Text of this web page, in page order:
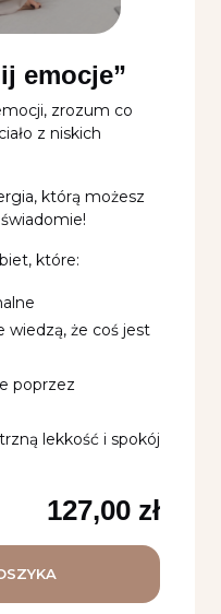
emocje”
zrozum co
z niskich
którą możesz
które:
wiedzą, że coś jest
poprzez
lekkość i spokój
127,00 zł